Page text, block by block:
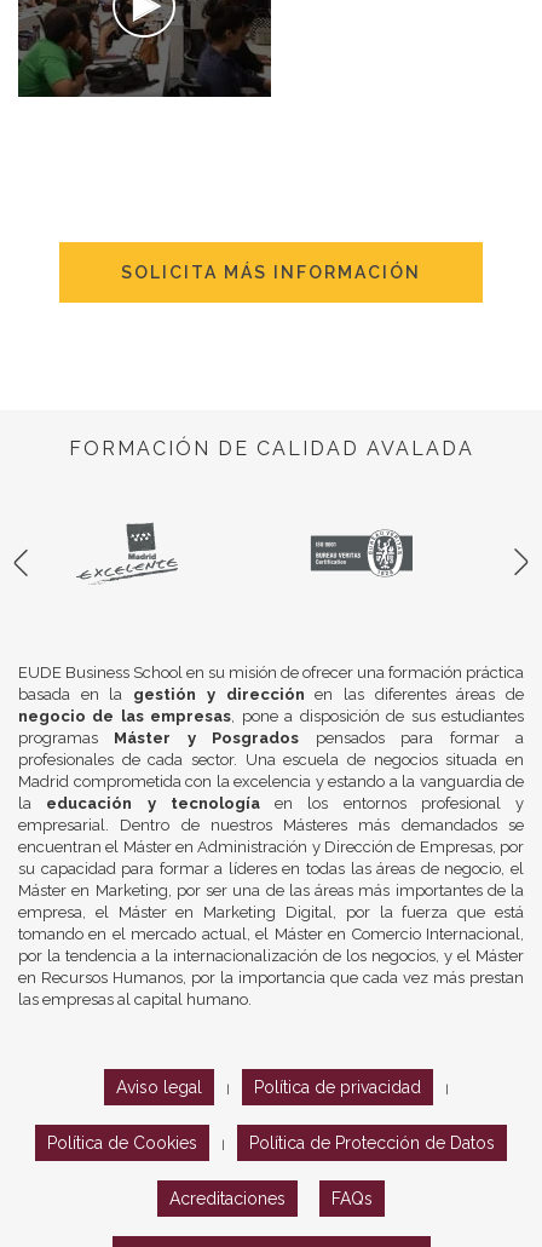
SOLICITA MÁS INFORMACIÓN
FORMACIÓN DE CALIDAD AVALADA
EUDE Business School en su misión de ofrecer una formación práctica
basada en la gestión y dirección en las diferentes áreas de
negocio de las empresas , pone a disposición de sus estudiantes
programas Máster y Posgrados pensados para formar a
profesionales de cada sector. Una escuela de negocios situada en
Madrid comprometida con la excelencia y estando a la vanguardia de
la educación y tecnologíaen los entornos profesional y
empresarial. Dentro de nuestros Másteres más demandados se
encuentran el Máster en Administración y Dirección de Empresas, por
su capacidad para formar a líderes en todas las áreas de negocio, el
Máster en Marketing, por ser una de las áreas más importantes de la
empresa, el Máster en Marketing Digital, por la fuerza que está
tomando en el mercado actual, el Máster en Comercio Internacional,
por la tendencia a la internacionalización de los negocios, y el Máster
en Recursos Humanos, por la importancia que cada vez más prestan
las empresas al capital humano.
Aviso legal Política de privacidad
Política de Cookies Política de Protección de Datos
Acreditaciones FAQs